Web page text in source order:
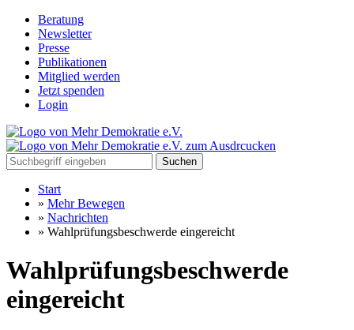
Beratung
Newsletter
Presse
Publikationen
Mitglied werden
Jetzt spenden
Login
Suchen
Start
» Mehr Bewegen
» Nachrichten
» Wahlprüfungsbeschwerde eingereicht
Wahlprüfungsbeschwerde
eingereicht